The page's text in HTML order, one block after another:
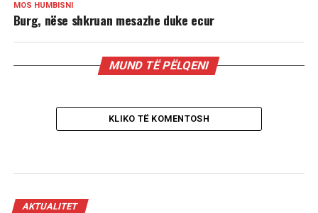
MOS HUMBISNI
Burg, nëse shkruan mesazhe duke ecur
MUND TË PËLQENI
KLIKO TË KOMENTOSH
AKTUALITET